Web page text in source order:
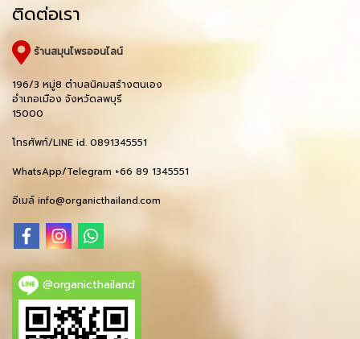
ติดต่อเรา
ร้านสมุนไพรออนไลน์
196/3 หมู่8 ตำบลนิคมสร้างตนเอง
อำเภอเมือง จังหวัดลพบุรี
15000
โทรศัพท์/LINE id. 0891345551
WhatsApp/Telegram +66 89 1345551
อีเมล์ info@organicthailand.com
@organicthailand